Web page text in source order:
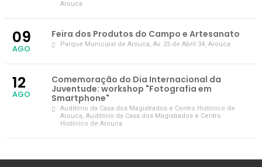
Arouca
09
AGO
Feira dos Produtos do Campo e Artesanato
Parque Municipal de Arouca, Av. 25 de Abril 34, Arouca
12
AGO
Comemoração do Dia Internacional da
Juventude: workshop "Fotografia em
Smartphone"
Auditório da Casa dos Magistrados e Centro Histórico de
Arouca, Auditório da Casa dos Magistrados e Centro
Histórico de Arouca